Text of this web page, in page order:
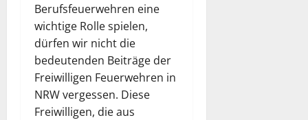
Berufsfeuerwehren eine
wichtige Rolle spielen,
dürfen wir nicht die
bedeutenden Beiträge der
Freiwilligen Feuerwehren in
NRW vergessen. Diese
Freiwilligen, die aus